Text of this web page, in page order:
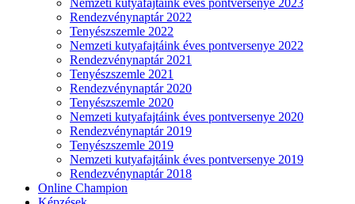
Nemzeti kutyafajtáink éves pontversenye 2023
Rendezvénynaptár 2022
Tenyészszemle 2022
Nemzeti kutyafajtáink éves pontversenye 2022
Rendezvénynaptár 2021
Tenyészszemle 2021
Rendezvénynaptár 2020
Tenyészszemle 2020
Nemzeti kutyafajtáink éves pontversenye 2020
Rendezvénynaptár 2019
Tenyészszemle 2019
Nemzeti kutyafajtáink éves pontversenye 2019
Rendezvénynaptár 2018
Online Champion